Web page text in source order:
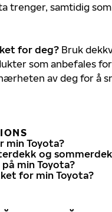
trenger, samtidig
for deg? Bruk
som anbefales
av deg for å
min Toyota?
og
min Toyota?
for min Toyota?